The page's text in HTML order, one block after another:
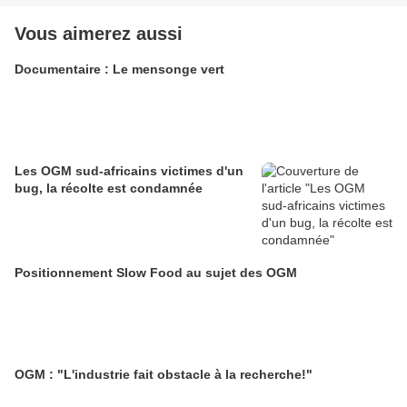
Vous aimerez aussi
Documentaire : Le mensonge vert
Les OGM sud-africains victimes d'un
bug, la récolte est condamnée
Positionnement Slow Food au sujet des OGM
OGM : "L'industrie fait obstacle à la recherche!"